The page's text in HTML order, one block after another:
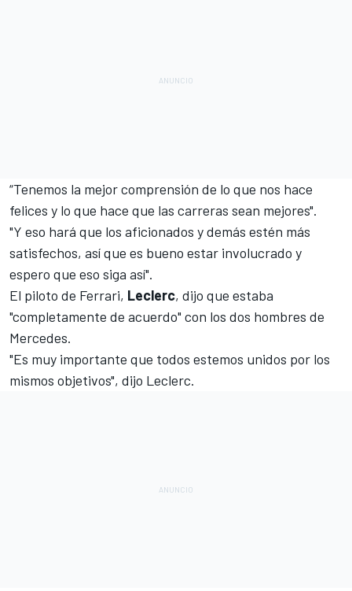
“Tenemos la mejor comprensión de lo que nos hace
felices y lo que hace que las carreras sean mejores".
"Y eso hará que los aficionados y demás estén más
satisfechos, así que es bueno estar involucrado y
espero que eso siga así".
El piloto de Ferrari, Leclerc, dijo que estaba
"completamente de acuerdo" con los dos hombres de
Mercedes.
"Es muy importante que todos estemos unidos por los
mismos objetivos", dijo Leclerc.